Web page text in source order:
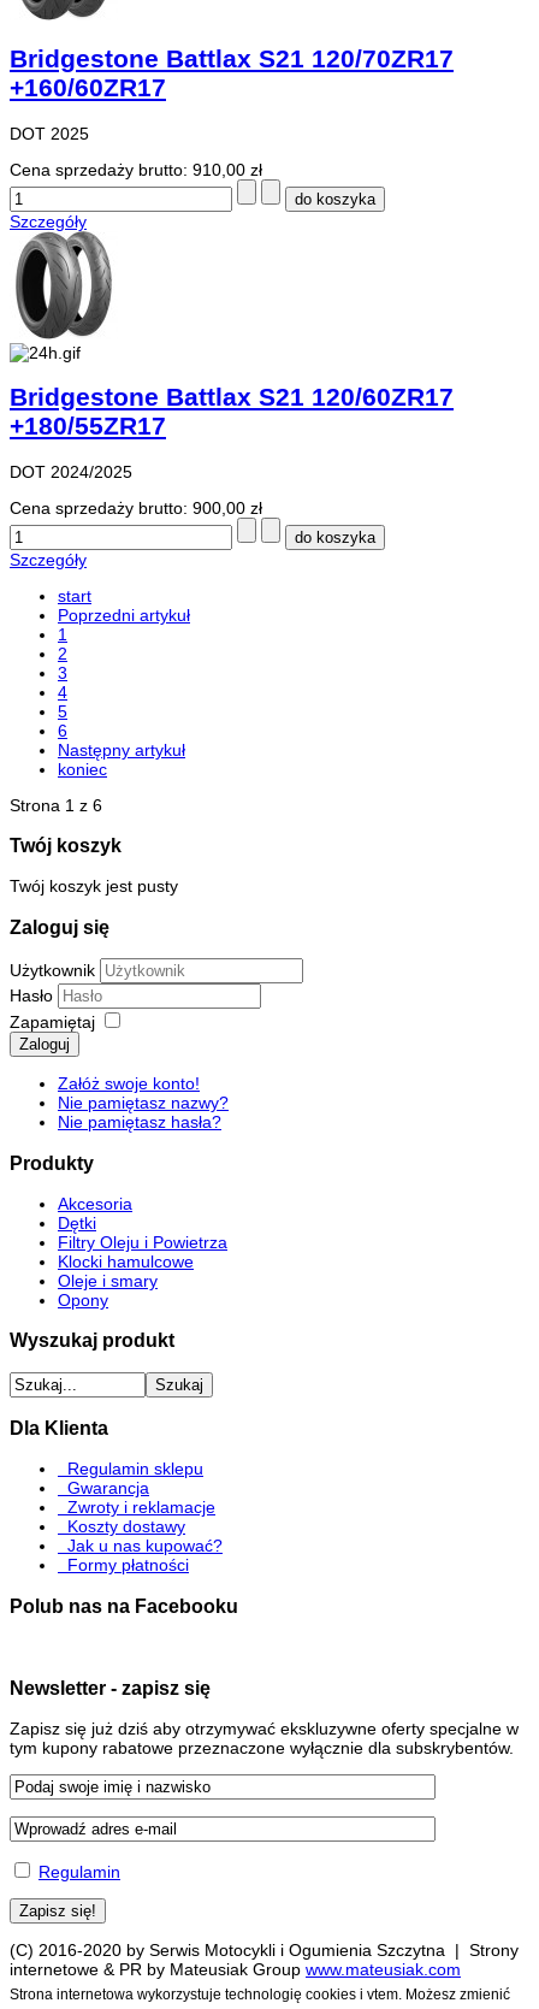
Bridgestone Battlax S21 120/70ZR17
+160/60ZR17
DOT 2025
Cena sprzedaży brutto: 910,00 zł
Szczegóły
Bridgestone Battlax S21 120/60ZR17
+180/55ZR17
DOT 2024/2025
Cena sprzedaży brutto: 900,00 zł
Szczegóły
start
Poprzedni artykuł
1
2
3
4
5
6
Następny artykuł
koniec
Strona 1 z 6
Twój koszyk
Twój koszyk jest pusty
Zaloguj się
Użytkownik
Hasło
Zapamiętaj
Zaloguj
Załóż swoje konto!
Nie pamiętasz nazwy?
Nie pamiętasz hasła?
Produkty
Akcesoria
Dętki
Filtry Oleju i Powietrza
Klocki hamulcowe
Oleje i smary
Opony
Wyszukaj produkt
Dla Klienta
Regulamin sklepu
Gwarancja
Zwroty i reklamacje
Koszty dostawy
Jak u nas kupować?
Formy płatności
Polub nas na Facebooku
Newsletter - zapisz się
Zapisz się już dziś aby otrzymywać ekskluzywne oferty specjalne w
tym kupony rabatowe przeznaczone wyłącznie dla subskrybentów.
Regulamin
(C) 2016-2020 by Serwis Motocykli i Ogumienia Szczytna | Strony
internetowe & PR by Mateusiak Group www.mateusiak.com
Strona internetowa wykorzystuje technologię cookies i vtem. Możesz zmienić